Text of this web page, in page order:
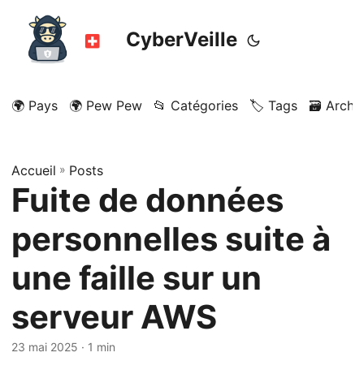
CyberVeille
🌍 Pays 🌍 Pew Pew 📂 Catégories 🏷️ Tags 🗃️
Accueil » Posts
Fuite de données
personnelles suite à
une faille sur un
serveur AWS
23 mai 2025 · 1 min